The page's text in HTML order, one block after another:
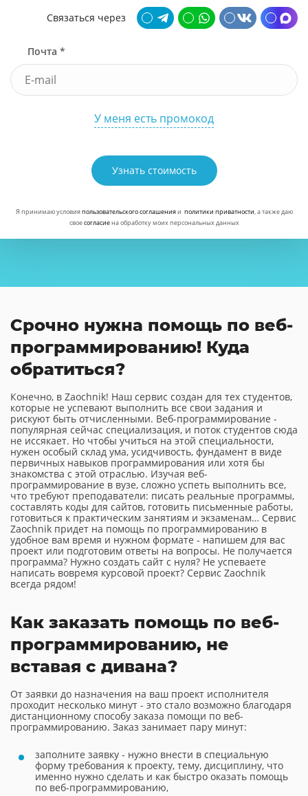
Связаться через
Почта *
У меня есть промокод
Узнать стоимость
Я принимаю условияпользовательского соглашенияи политики приватности, а также даю
своесогласиена обработку моих персональных данных
Срочно нужна помощь по веб-
программированию! Куда
обратиться?
Конечно, в Zaochnik! Наш сервис создан для тех студентов,
которые не успевают выполнить все свои задания и
рискуют быть отчисленными. Веб-программирование -
популярная сейчас специализация, и поток студентов сюда
не иссякает. Но чтобы учиться на этой специальности,
нужен особый склад ума, усидчивость, фундамент в виде
первичных навыков программирования или хотя бы
знакомства с этой отраслью. Изучая веб-
программирование в вузе, сложно успеть выполнить все,
что требуют преподаватели: писать реальные программы,
составлять коды для сайтов, готовить письменные работы,
готовиться к практическим занятиям и экзаменам… Сервис
Zaochnik придет на помощь по программированию в
удобное вам время и нужном формате - напишем для вас
проект или подготовим ответы на вопросы. Не получается
программа? Нужно создать сайт с нуля? Не успеваете
написать вовремя курсовой проект? Сервис Zaochnik
всегда рядом!
Как заказать помощь по веб-
программированию, не
вставая с дивана?
От заявки до назначения на ваш проект исполнителя
проходит несколько минут - это стало возможно благодаря
дистанционному способу заказа помощи по веб-
программированию. Заказ занимает пару минут:
заполните заявку - нужно внести в специальную
форму требования к проекту, тему, дисциплину, что
именно нужно сделать и как быстро оказать помощь
по веб-программированию,